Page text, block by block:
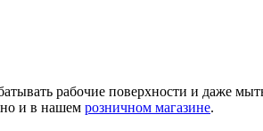
рабочие поверхности и даже
и в нашем розничном магазине.